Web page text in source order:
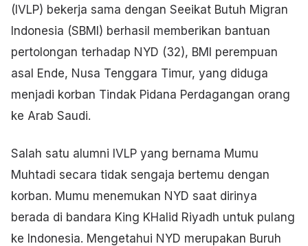
(IVLP) bekerja sama dengan Seeikat Butuh Migran
Indonesia (SBMI) berhasil memberikan bantuan
pertolongan terhadap NYD (32), BMI perempuan
asal Ende, Nusa Tenggara Timur, yang diduga
menjadi korban Tindak Pidana Perdagangan orang
ke Arab Saudi.
Salah satu alumni IVLP yang bernama Mumu
Muhtadi secara tidak sengaja bertemu dengan
korban. Mumu menemukan NYD saat dirinya
berada di bandara King KHalid Riyadh untuk pulang
ke Indonesia. Mengetahui NYD merupakan Buruh